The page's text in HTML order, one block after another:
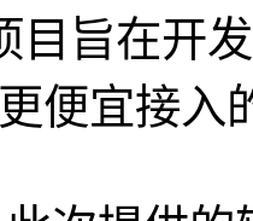
目旨在开
便宜接入